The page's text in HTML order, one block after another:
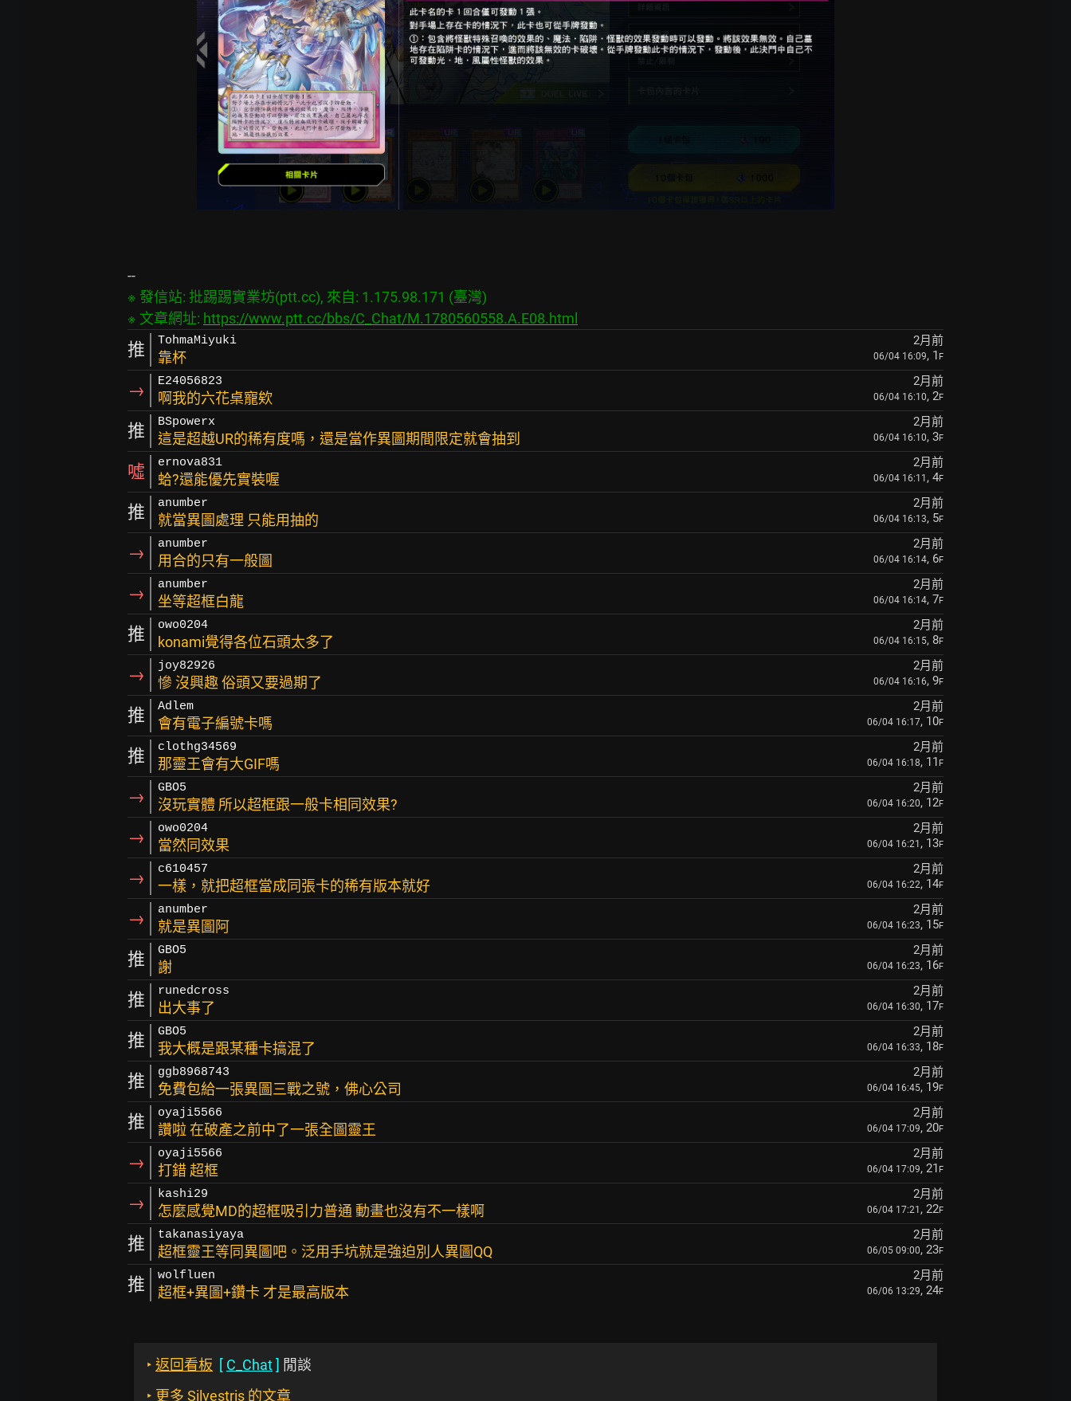
※ 發信站: 批踢踢實業坊(ptt.cc), 來自: 1.175.98.171 (臺灣)
※ 文章網址: https://www.ptt.cc/bbs/C_Chat/M.1780560558.A.E08.html
推 TohmaMiyuki 2月前
靠杯 06/04 16:09, 1 F
→ E24056823 2月前
啊我的六花桌寵欸 06/04 16:10, 2F
推 BSpowerx 2月前
這是超越UR的稀有度嗎，還是當作異圖期間限定就會抽到 06/04 16:10, 3F
噓 ernova831 2月前
蛤?還能優先實裝喔 06/04 16:11 , 4F
推 anumber 2月前
就當異圖處理 只能用抽的 06/04 16:13, 5F
→ anumber 2月前
用合的只有一般圖 06/04 16:14, 6F
→ anumber 2月前
坐等超框白龍 06/04 16:14, 7F
推 owo0204 2月前
konami覺得各位石頭太多了 06/04 16:15, 8F
→ joy82926 2月前
慘 沒興趣 俗頭又要過期了 06/04 16:16, 9F
推 Adlem 2月前
會有電子編號卡嗎 06/04 16:17, 10F
推 clothg34569 2月前
那靈王會有大GIF嗎 06/04 16:18, 11 F
→ GBO5 2月前
沒玩實體 所以超框跟一般卡相同效果? 06/04 16:20, 12F
→ owo0204 2月前
當然同效果 06/04 16:21 , 13F
→ c610457 2月前
一樣，就把超框當成同張卡的稀有版本就好 06/04 16:22, 14F
→ anumber 2月前
就是異圖阿 06/04 16:23, 15F
推 GBO5 2月前
謝 06/04 16:23, 16F
推 runedcross 2月前
出大事了 06/04 16:30, 17F
推 GBO5 2月前
我大概是跟某種卡搞混了 06/04 16:33, 18F
推 ggb8968743 2月前
免費包給一張異圖三戰之號，佛心公司 06/04 16:45, 19F
推 oyaji5566 2月前
讚啦 在破產之前中了一張全圖靈王 06/04 17:09, 20F
→ oyaji5566 2月前
打錯 超框 06/04 17:09, 21 F
→ kashi29 2月前
怎麼感覺MD的超框吸引力普通 動畫也沒有不一樣啊 06/04 17:21 , 22F
推 takanasiyaya 2月前
超框靈王等同異圖吧。泛用手坑就是強迫別人異圖QQ 06/05 09:00, 23F
推 wolfluen 2月前
超框+異圖+鑽卡 才是最高版本 06/06 13:29, 24F
‣ 返回看板 [ C_Chat] 閒談
‣ 更多 Silvestris 的文章